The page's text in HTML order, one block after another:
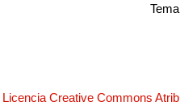
Licencia Creative Commons